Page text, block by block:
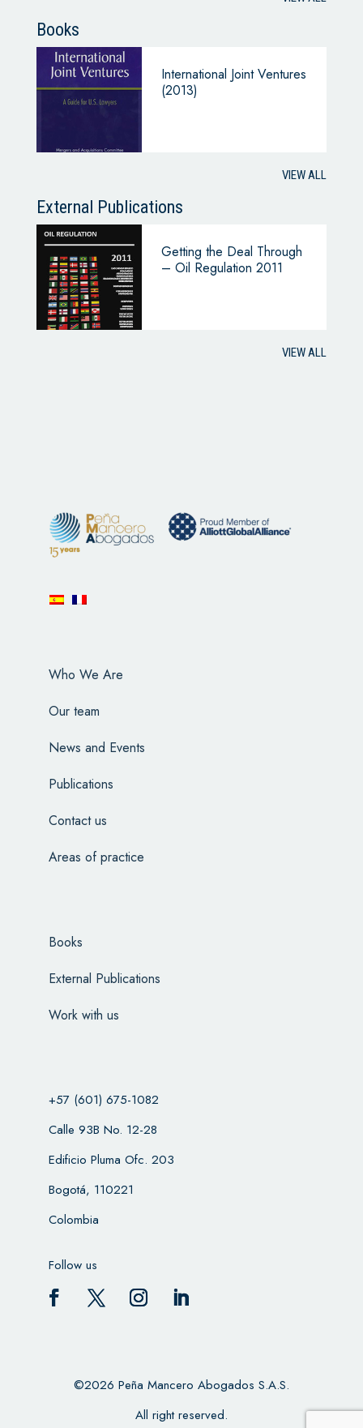
Books
International Joint Ventures
(2013)
VIEW ALL
External Publications
Getting the Deal Through
– Oil Regulation 2011
VIEW ALL
Who We Are
Our team
News and Events
Publications
Contact us
Areas of practice
Books
External Publications
Work with us
+57 (601) 675-1082
Calle 93B No. 12-28
Edificio Pluma Ofc. 203
Bogotá, 110221
Colombia
Follow us
©2026 Peña Mancero Abogados S.A.S.
All right reserved.